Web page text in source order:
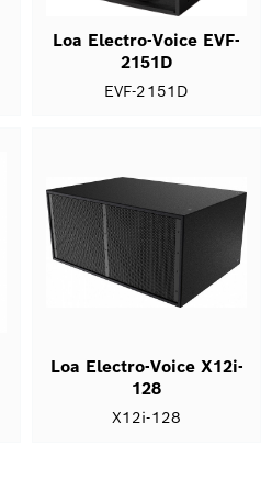
Loa Electro-Voice EVF-
2151D
EVF-2151D
Loa Electro-Voice X12i-
128
X12i-128